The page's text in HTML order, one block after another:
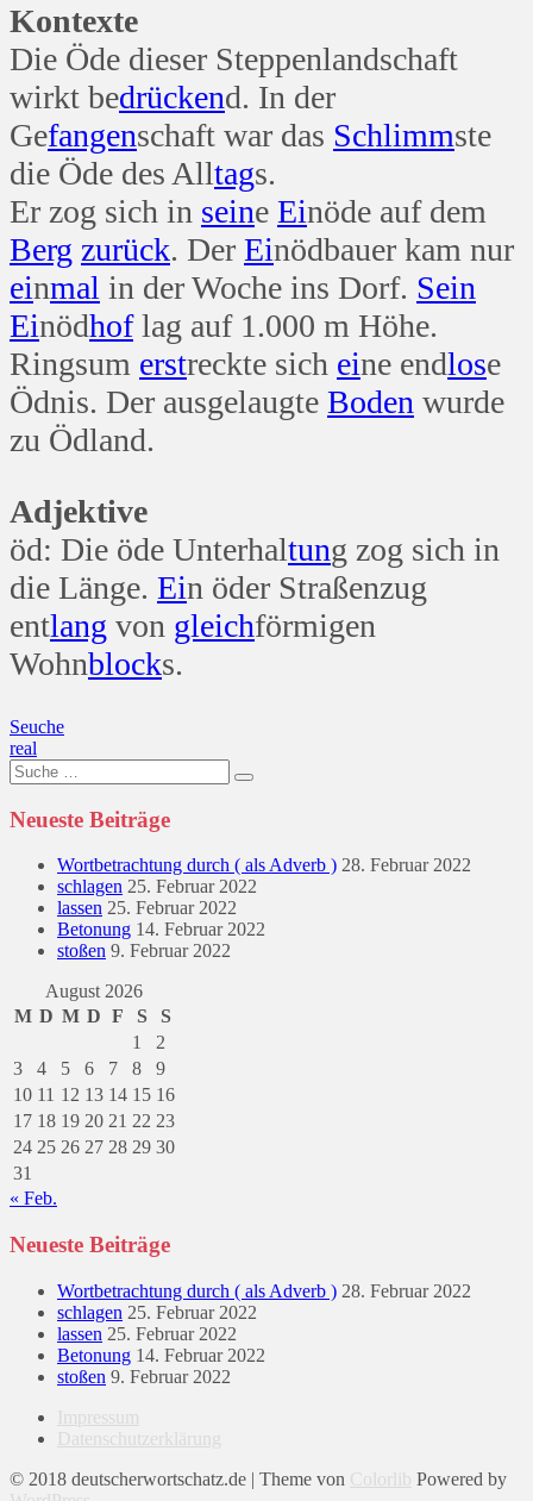
Kontexte
Die Öde dieser Steppenlandschaft
wirkt bedrückend. In der
Gefangenschaft war das Schlimmste
die Öde des Alltags.
Er zog sich in seine Einöde auf dem
Berg zurück. Der Einödbauer kam nur
einmal in der Woche ins Dorf. Sein
Einödhoflag auf 1.000 m Höhe.
Ringsum erstreckte sich eine endlose
Ödnis. Der ausgelaugte Boden wurde
zu Ödland.
Adjektive
öd: Die öde Unterhaltung zog sich in
die Länge. Ein öder Straßenzug
entlang von gleichförmigen
Wohnblocks.
Beitragsnavigation
Seuche
real
Suche
nach:
Neueste Beiträge
Wortbetrachtung durch ( als Adverb ) 28. Februar 2022
schlagen 25. Februar 2022
lassen 25. Februar 2022
Betonung 14. Februar 2022
stoßen 9. Februar 2022
August 2026
M D M D F S
S
1
2
3
4 5 6 7 8
9
10 11 12 13 14 15 16
17 18 19 20 21 22 23
24 25 26 27 28 29 30
31
« Feb.
Neueste Beiträge
Wortbetrachtung durch ( als Adverb ) 28. Februar 2022
schlagen 25. Februar 2022
lassen 25. Februar 2022
Betonung 14. Februar 2022
stoßen 9. Februar 2022
Impressum
Datenschutzerklärung
© 2018 deutscherwortschatz.de | Theme von Colorlib Powered by